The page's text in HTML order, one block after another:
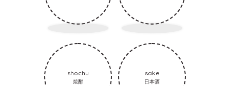
shochu
焼酎
sake
日本酒